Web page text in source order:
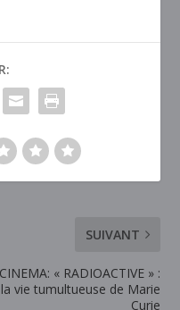
SUIVANT
CINEMA: « RADIOACTIVE » :
la vie tumultueuse de Marie
Curie